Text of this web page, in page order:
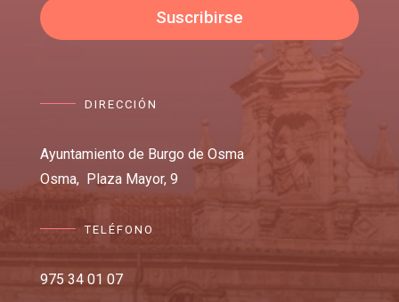
Suscribirse
DIRECCIÓN
Ayuntamiento de Burgo de Osma
Osma, Plaza Mayor, 9
TELÉFONO
975 34 01 07